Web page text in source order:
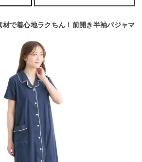
で着心地ラクちん！前開き半袖パジャマ